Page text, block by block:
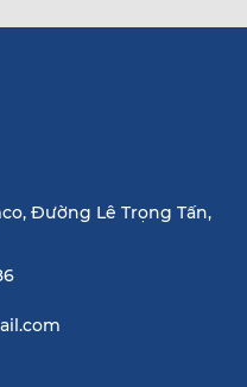
Đường Lê Trọng Tấn,